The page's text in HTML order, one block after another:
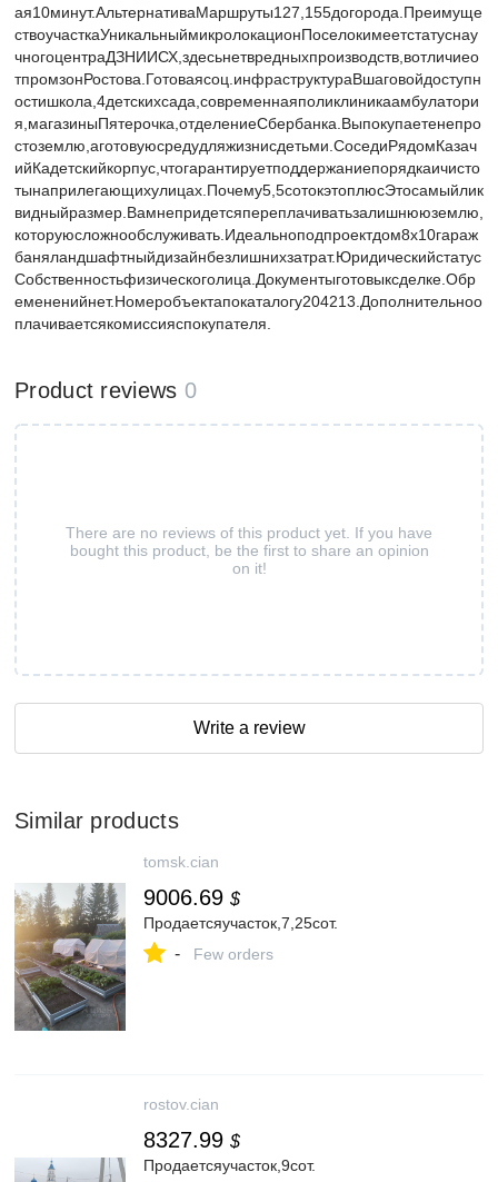
ая10минут.АльтернативаМаршруты127,155догорода.Преимуще
ствоучасткаУникальныймикролокационПоселокимеетстатуснау
чногоцентраДЗНИИСХ,здесьнетвредныхпроизводств,вотличиео
тпромзонРостова.Готоваясоц.инфраструктураВшаговойдоступн
остишкола,4детскихсада,современнаяполиклиникаамбулатори
я,магазиныПятерочка,отделениеСбербанка.Выпокупаетенепро
стоземлю,аготовуюсредудляжизнисдетьми.СоседиРядомКазач
ийКадетскийкорпус,чтогарантируетподдержаниепорядкаичисто
тынаприлегающихулицах.Почему5,5сотокэтоплюсЭтосамыйлик
видныйразмер.Вамнепридетсяпереплачиватьзалишнююземлю,
которуюсложнообслуживать.Идеальноподпроектдом8х10гараж
баняландшафтныйдизайнбезлишнихзатрат.Юридическийстатус
Собственностьфизическоголица.Документыготовыксделке.Обр
емененийнет.Номеробъектапокаталогу204213.Дополнительноо
плачиваетсякомиссияспокупателя.
Product reviews 0
There are no reviews of this product yet. If you have
bought this product, be the first to share an opinion
on it!
Write a review
Similar products
tomsk.cian
9006.69 $
Продаетсяучасток,7,25сот.
- Few orders
rostov.cian
8327.99 $
Продаетсяучасток,9сот.